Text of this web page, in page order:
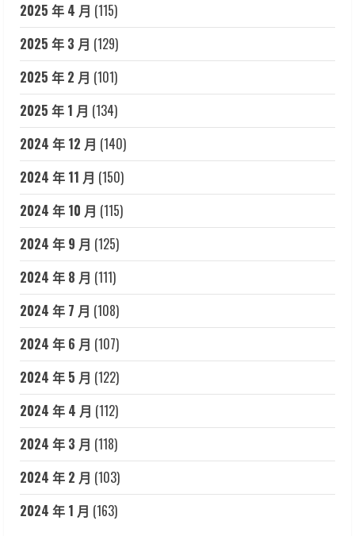
2025 年 4 月 (115)
2025 年 3 月 (129)
2025 年 2 月 (101)
2025 年 1 月 (134)
2024 年 12 月 (140)
2024 年 11 月 (150)
2024 年 10 月 (115)
2024 年 9 月 (125)
2024 年 8 月 (111)
2024 年 7 月 (108)
2024 年 6 月 (107)
2024 年 5 月 (122)
2024 年 4 月 (112)
2024 年 3 月 (118)
2024 年 2 月 (103)
2024 年 1 月 (163)